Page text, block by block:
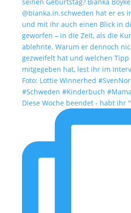
Diese Woche beendet - habt ihr